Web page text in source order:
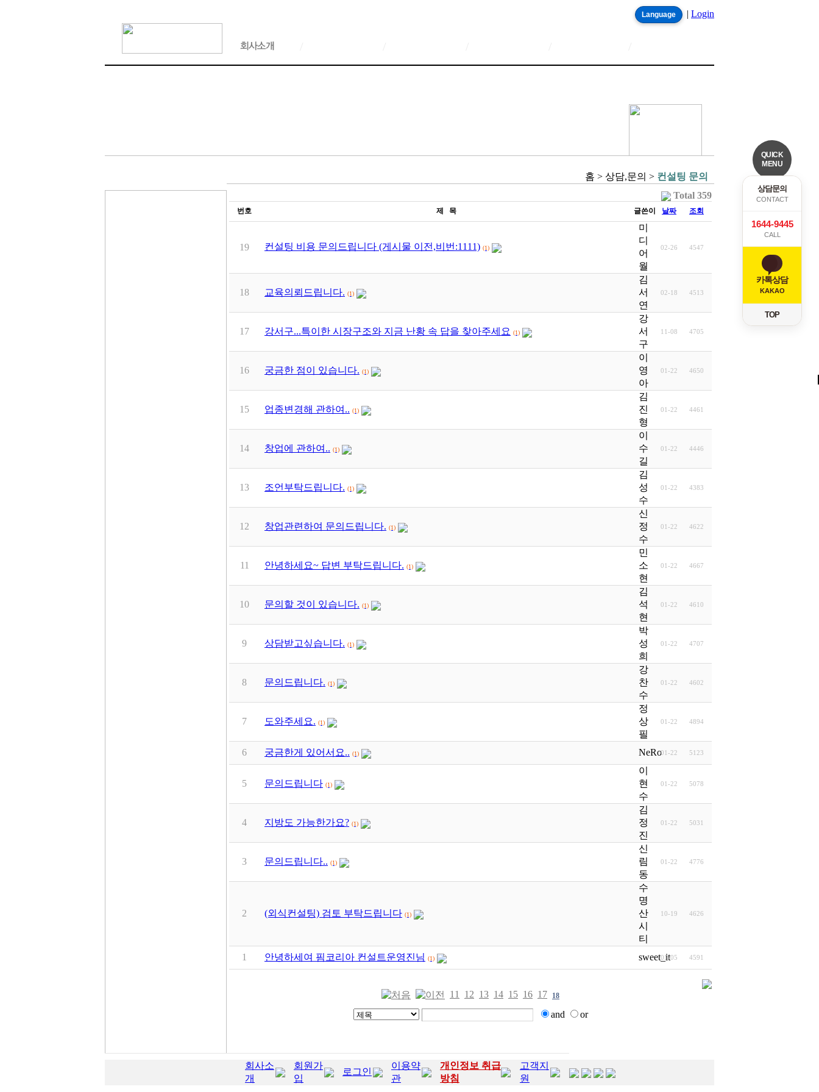
QUICK
MENU
상담문의
CONTACT
1644-9445
CALL
카톡상담
KAKAO
TOP
Language | Login
홈 > 상담,문의 > 컨설팅 문의
Total 359
번호 제 목 글쓴이 날짜 조회
19 컨설팅 비용 문의드립니다 (게시물 이전,비번:1111) (1)
미
디
어
월
02-26 4547
18 교육의뢰드립니다. (1)
김
서
연
02-18 4513
17 강서구...특이한 시장구조와 지금 난황 속 답을 찾아주세요 (1)
강
서
구
11-08 4705
16 궁금한 점이 있습니다. (1)
이
영
아
01-22 4650
15 업종변경해 관하여.. (1)
김
진
형
01-22 4461
14 창업에 관하여.. (1)
이
수
길
01-22 4446
13 조언부탁드립니다. (1)
김
성
수
01-22 4383
12 창업관련하여 문의드립니다. (1)
신
정
수
01-22 4622
11 안녕하세요~ 답변 부탁드립니다. (1)
민
소
현
01-22 4667
10 문의할 것이 있습니다. (1)
김
석
현
01-22 4610
9 상담받고싶습니다. (1)
박
성
희
01-22 4707
8 문의드립니다. (1)
강
찬
수
01-22 4602
7 도와주세요. (1)
정
상
필
01-22 4894
6 궁금한게 있어서요.. (1) NeRo01-22 5123
5 문의드립니다 (1)
이
현
수
01-22 5078
4 지방도 가능한가요? (1)
김
정
진
01-22 5031
3 문의드립니다.. (1)
신
림
동
01-22 4776
2 (외식컨설팅) 검토 부탁드립니다 (1)
수
명
산
시
티
10-19 4626
1 안녕하세여 핌코리아 컨설트운영진님 (1) sweet_it
01-05 4591
11 12 13 14 15 16 17 18
and or
회사소
개
회원가
입
로그인
이용약
관
개인정보 취급
방침
고객지
원